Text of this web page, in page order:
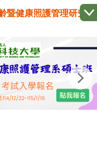
暨健康照護管理研究